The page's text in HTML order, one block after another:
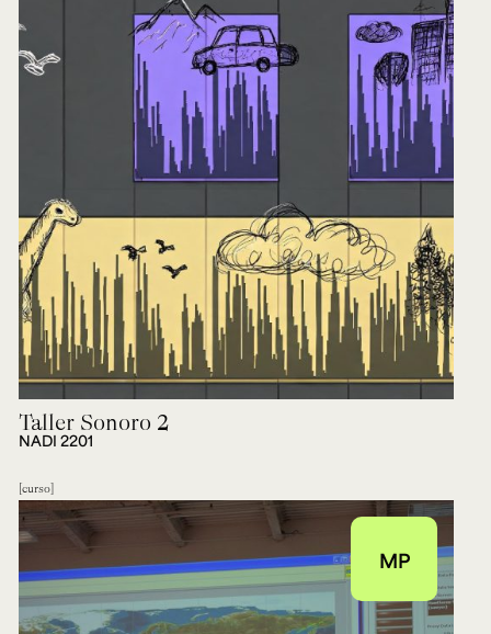
Taller Sonoro 2
NADI 2201
curso
MP